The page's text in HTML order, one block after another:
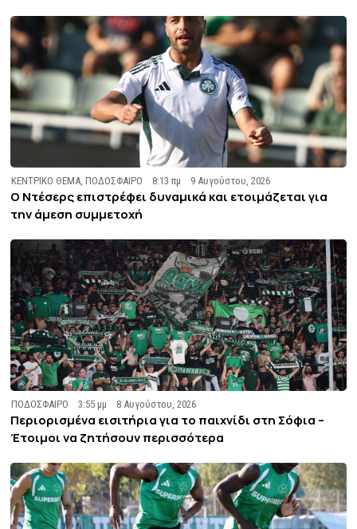
ΚΕΝΤΡΙΚΟ ΘΕΜΑ ,ΠΟΔΟΣΦΑΙΡΟ 8:13 πμ 9 Αυγούστου, 2026
Ο Ντέσερς επιστρέφει δυναμικά και ετοιμάζεται για
την άμεση συμμετοχή
ΠΟΔΟΣΦΑΙΡΟ 3:55 μμ 8 Αυγούστου, 2026
Περιορισμένα εισιτήρια για το παιχνίδι στη Σόφια –
Έτοιμοι να ζητήσουν περισσότερα